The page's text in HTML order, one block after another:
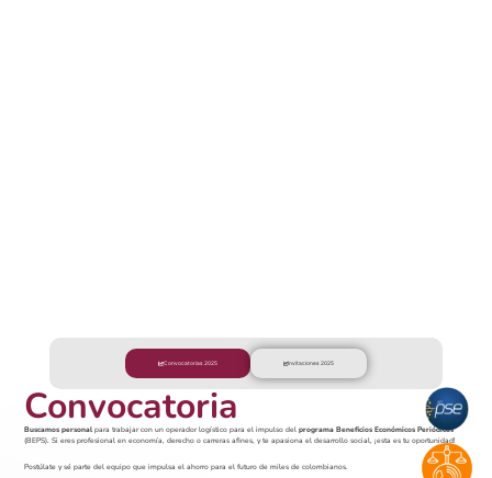
Convocatorias 2025 Invitaciones 2025
Convocatoria
Buscamos personal para trabajar con un operador logístico para el impulso del programa Beneficios Económicos Periódicos
(BEPS). Si eres profesional en economía, derecho o carreras afines, y te apasiona el desarrollo social, ¡esta es tu oportunidad!
Postúlate y sé parte del equipo que impulsa el ahorro para el futuro de miles de colombianos.